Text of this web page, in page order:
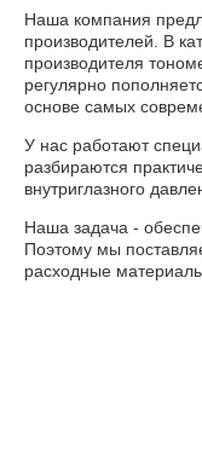
Наша компания
производителей. В
производителя
регулярно
основе самых
У нас работают
разбираются
внутриглазного
Наша задача -
Поэтому мы
расходные